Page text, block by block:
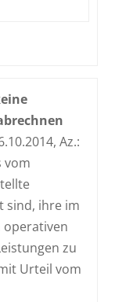
Az.:
vom
sind, ihre im
zu
Urteil vom